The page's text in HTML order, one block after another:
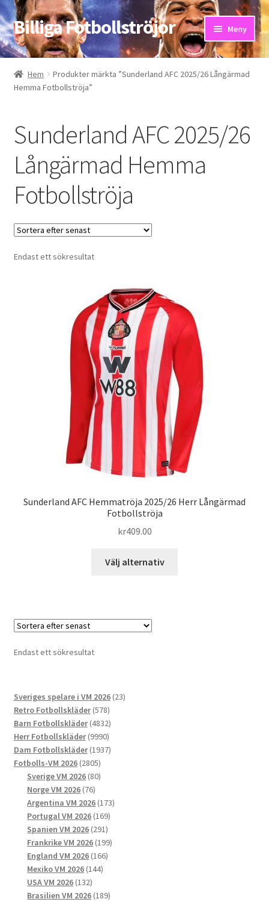
Hoppa
till
navigering
Hoppa
till
innehåll
Billiga Fotbollströjor Meny
Hem
Bloggar
Kassa
Kontakta oss
Hem
Produkter märkta ”Sunderland AFC 2025/26 Långärmad
Hemma Fotbollströja”
Sunderland AFC 2025/26
Långärmad Hemma
Fotbollströja
Endast ett sökresultat
Sunderland AFC Hemmatröja 2025/26 Herr Långärmad
Fotbollströja
kr409.00
Välj alternativ
Endast ett sökresultat
Sveriges spelare i VM 2026 2323
Retro Fotbollskläder 578578
produkter
Barn Fotbollskläder 48324832
produkter
Herr Fotbollskläder 99909990
produkter
Dam Fotbollskläder 19371937
Fotbolls-VM 2026 28052805
produkter
Sverige VM 2026 8080
Norge VM 2026 7676
produkter
Argentina VM 2026 173173
Portugal VM 2026 169169
Spanien VM 2026 291291
produkter
Frankrike VM 2026 199199
England VM 2026 166166
Mexiko VM 2026 144144
USA VM 2026 132132
produkter
Brasilien VM 2026 189189